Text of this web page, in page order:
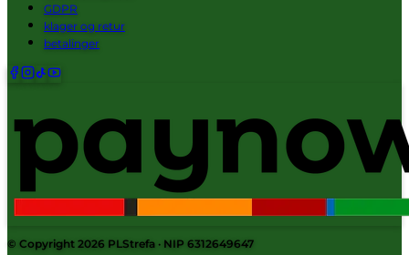
GDPR
klager og retur
betalinger
© Copyright 2026 PLStrefa · NIP 6312649647